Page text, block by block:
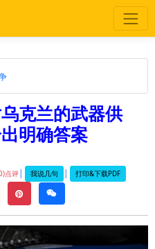
克兰的武器供
明确答案
点评| 我说几句 | 打印&下载PDF
pinterestweixin